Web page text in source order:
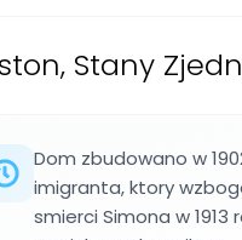
Stany
Dom zbudowano w
imigranta, ktory
smierci Simona w